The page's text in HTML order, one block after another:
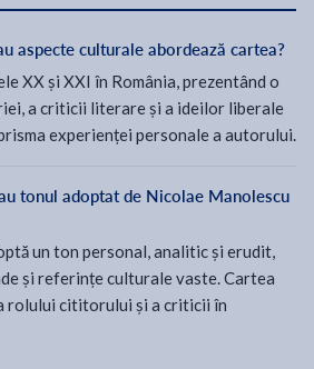
aspecte culturale abordează cartea?
XX și XXI în România, prezentând o
a criticii literare și a ideilor liberale
experienței personale a autorului.
tonul adoptat de Nicolae Manolescu
un ton personal, analitic și erudit,
și referințe culturale vaste. Cartea
rolului cititorului și a criticii în